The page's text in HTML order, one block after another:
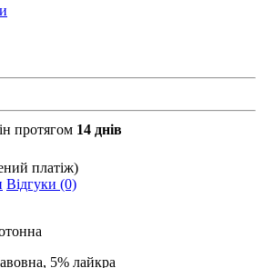
протягом 14 днів
платіж)
Відгуки (0)
5% лайкра